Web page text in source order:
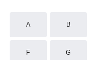
A B
F G